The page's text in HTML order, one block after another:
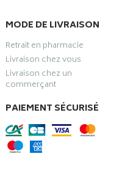
MODE DE LIVRAISON
Retrait en pharmacie
Livraison chez vous
Livraison chez un
commerçant
PAIEMENT SÉCURISÉ